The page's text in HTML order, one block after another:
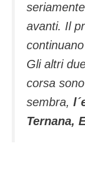
avanti. Il
Gli altri
corsa
sembra,
Ternana,